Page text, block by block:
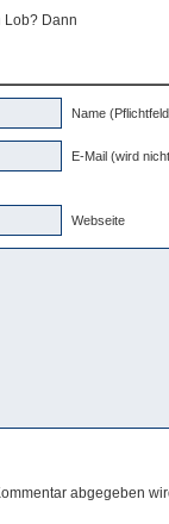
Lob? Dann
Name
E-Mail (wird
Webseite
abgegeben